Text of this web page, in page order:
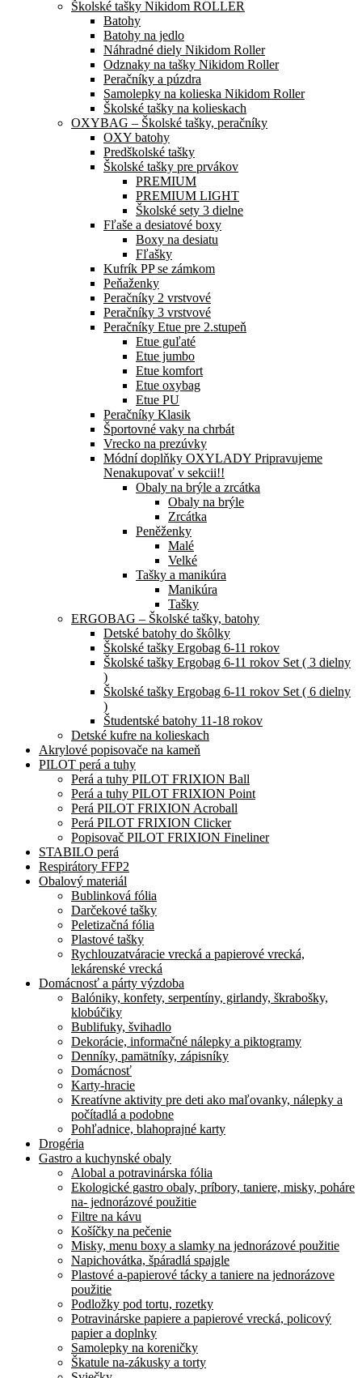
Školské tašky Nikidom ROLLER
Batohy
Batohy na jedlo
Náhradné diely Nikidom Roller
Odznaky na tašky Nikidom Roller
Peračníky a púzdra
Samolepky na kolieska Nikidom Roller
Školské tašky na kolieskach
OXYBAG – Školské tašky, peračníky
OXY batohy
Predškolské tašky
Školské tašky pre prvákov
PREMIUM
PREMIUM LIGHT
Školské sety 3 dielne
Fľaše a desiatové boxy
Boxy na desiatu
Fľašky
Kufrík PP se zámkom
Peňaženky
Peračníky 2 vrstvové
Peračníky 3 vrstvové
Peračníky Etue pre 2.stupeň
Etue guľaté
Etue jumbo
Etue komfort
Etue oxybag
Etue PU
Peračníky Klasik
Športovné vaky na chrbát
Vrecko na prezúvky
Módní doplňky OXYLADY Pripravujeme
Nenakupovať v sekcii!!
Obaly na brýle a zrcátka
Obaly na brýle
Zrcátka
Peněženky
Malé
Velké
Tašky a manikúra
Manikúra
Tašky
ERGOBAG – Školské tašky, batohy
Detské batohy do škôlky
Školské tašky Ergobag 6-11 rokov
Školské tašky Ergobag 6-11 rokov Set ( 3 dielny
)
Školské tašky Ergobag 6-11 rokov Set ( 6 dielny
)
Študentské batohy 11-18 rokov
Detské kufre na kolieskach
Akrylové popisovače na kameň
PILOT perá a tuhy
Perá a tuhy PILOT FRIXION Ball
Perá a tuhy PILOT FRIXION Point
Perá PILOT FRIXION Acroball
Perá PILOT FRIXION Clicker
Popisovač PILOT FRIXION Fineliner
STABILO perá
Respirátory FFP2
Obalový materiál
Bublinková fólia
Darčekové tašky
Peletizačná fólia
Plastové tašky
Rychlouzatváracie vrecká a papierové vrecká,
lekárenské vrecká
Domácnosť a párty výzdoba
Balóniky, konfety, serpentíny, girlandy, škrabošky,
klobúčiky
Bublifuky, švihadlo
Dekorácie, informačné nálepky a piktogramy
Denníky, pamätníky, zápisníky
Domácnosť
Karty-hracie
Kreatívne aktivity pre deti ako maľovanky, nálepky a
počítadlá a podobne
Pohľadnice, blahoprajné karty
Drogéria
Gastro a kuchynské obaly
Alobal a potravinárska fólia
Ekologické gastro obaly, príbory, taniere, misky, poháre
na- jednorázové použitie
Filtre na kávu
Košíčky na pečenie
Misky, menu boxy a slamky na jednorázové použitie
Napichovátka, špáradlá spajgle
Plastové a-papierové tácky a taniere na jednorázove
použitie
Podložky pod tortu, rozetky
Potravinárske papiere a papierové vrecká, policový
papier a doplnky
Samolepky na koreničky
Škatule na-zákusky a torty